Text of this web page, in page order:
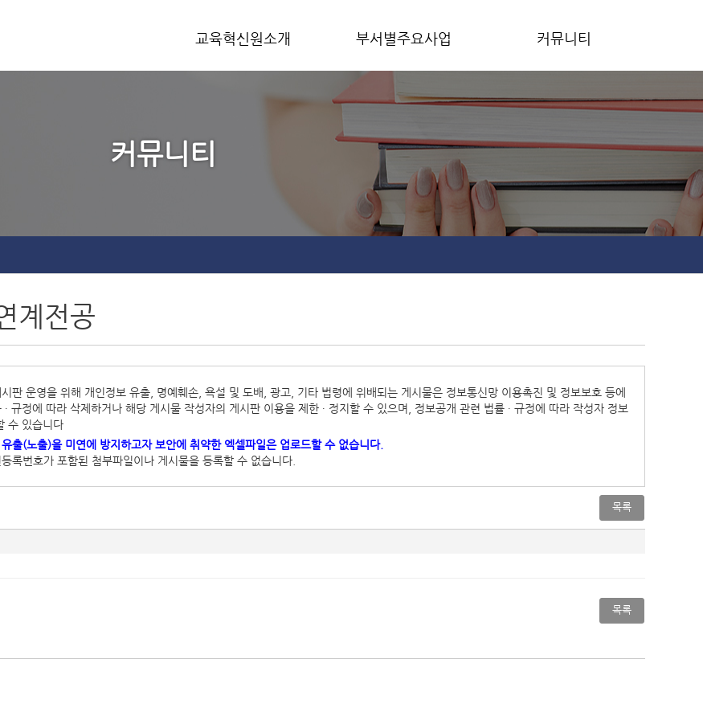
교육혁신원소개
교육혁신원장 인사말
부서별주요사업
성과관리팀
공학교육혁신센터
원격교육지원센터
커뮤니티
공지사항
커뮤니티
계전공
판 운영을 위해 개인정보 유출, 명예훼손, 욕설 및 도배, 광고, 기타 법령에 위배되는 게시물은 정보통신망 이용촉진 및 정보보호 등에
∙ 규정에 따라 삭제하거나 해당 게시물 작성자의 게시판 이용을 제한 ∙ 정지할 수 있으며, 정보공개 관련 법률 ∙ 규정에 따라 작성자 정보
수 있습니다
출(노출)을 미연에 방지하고자 보안에 취약한 엑셀파일은 업로드할 수 없습니다.
록번호가 포함된 첨부파일이나 게시물을 등록할 수 없습니다.
목록
목록